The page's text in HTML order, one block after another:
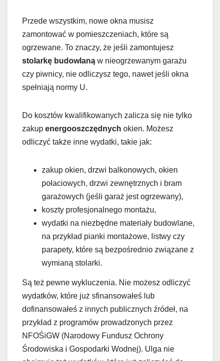
Przede wszystkim, nowe okna musisz
zamontować w pomieszczeniach, które są
ogrzewane. To znaczy, że jeśli zamontujesz
stolarkę budowlaną w nieogrzewanym garażu
czy piwnicy, nie odliczysz tego, nawet jeśli okna
spełniają normy U.
Do kosztów kwalifikowanych zalicza się nie tylko
zakup energooszczędnych okien. Możesz
odliczyć także inne wydatki, takie jak:
zakup okien, drzwi balkonowych, okien
połaciowych, drzwi zewnętrznych i bram
garażowych (jeśli garaż jest ogrzewany),
koszty profesjonalnego montażu,
wydatki na niezbędne materiały budowlane,
na przykład pianki montażowe, listwy czy
parapety, które są bezpośrednio związane z
wymianą stolarki.
Są też pewne wykluczenia. Nie możesz odliczyć
wydatków, które już sfinansowałeś lub
dofinansowałeś z innych publicznych źródeł, na
przykład z programów prowadzonych przez
NFOŚiGW (Narodowy Fundusz Ochrony
Środowiska i Gospodarki Wodnej). Ulga nie